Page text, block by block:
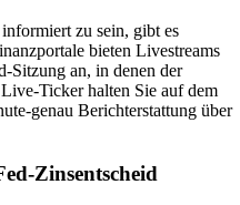
zu sein, gibt es
bieten Livestreams
Sitzung an, in denen der
Ticker halten Sie auf dem
genau Berichterstattung über
Zinsentscheid